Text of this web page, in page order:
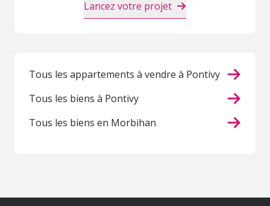
Lancez votre projet
Tous les appartements à vendre à Pontivy
Tous les biens à Pontivy
Tous les biens en Morbihan